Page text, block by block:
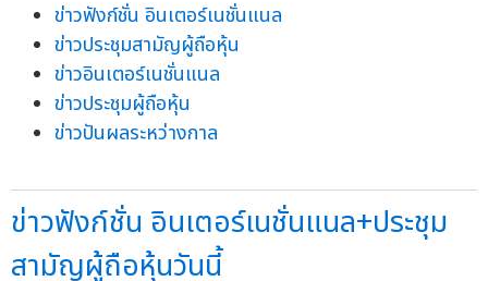
ข่าวฟังก์ชั่น อินเตอร์เนชั่นแนล
ข่าวประชุมสามัญผู้ถือหุ้น
ข่าวอินเตอร์เนชั่นแนล
ข่าวประชุมผู้ถือหุ้น
ข่าวปันผลระหว่างกาล
ข่าวฟังก์ชั่น อินเตอร์เนชั่นแนล+ประชุม
สามัญผู้ถือหุ้นวันนี้